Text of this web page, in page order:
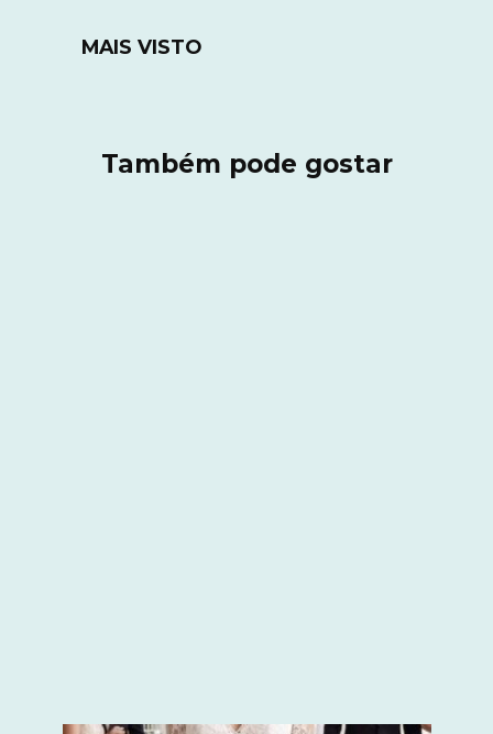
MAIS VISTO
Também pode gostar